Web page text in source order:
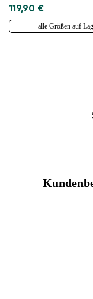
119,90 €
alle Größen auf